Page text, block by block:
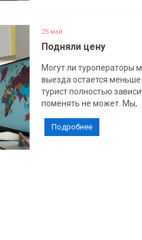
25 май
Подняли цену
Могут ли туроператоры
выезда остается меньше
турист полностью
поменять не может. Мы,
Подробнее